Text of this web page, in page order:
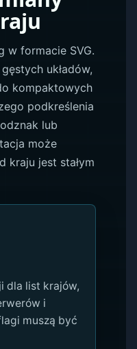
w formacie SVG.
układów,
kompaktowych
podkreślenia
lub
może
kraju jest stałym
dla list krajów,
i
muszą być